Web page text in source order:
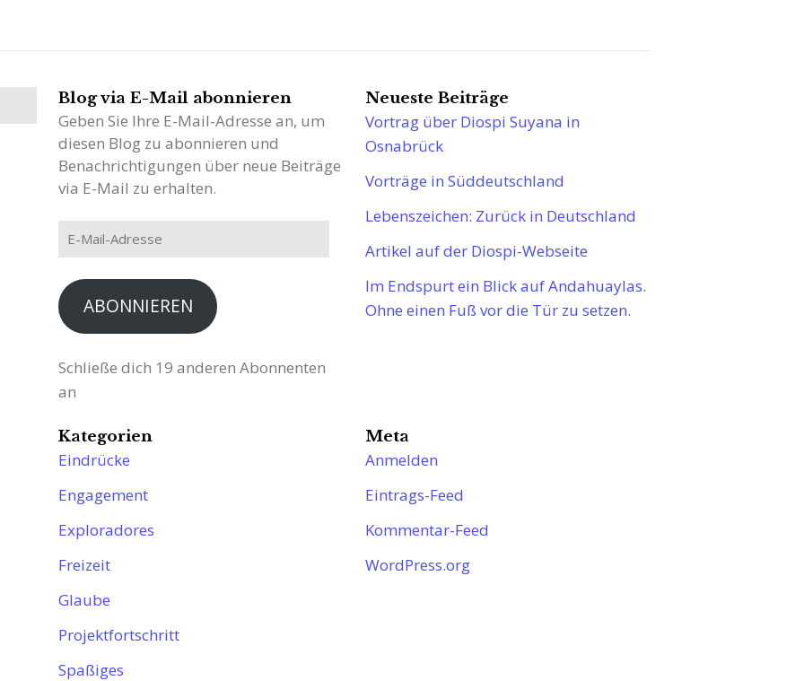
Blog via E-Mail abonnieren
Geben Sie Ihre E-Mail-Adresse an, um
diesen Blog zu abonnieren und
Benachrichtigungen über neue Beiträge
via E-Mail zu erhalten.
E-
Mail-
Adresse
ABONNIEREN
Schließe dich 19 anderen Abonnenten
an
Neueste Beiträge
Vortrag über Diospi Suyana in
Osnabrück
Vorträge in Süddeutschland
Lebenszeichen: Zurück in Deutschland
Artikel auf der Diospi-Webseite
Im Endspurt ein Blick auf Andahuaylas.
Ohne einen Fuß vor die Tür zu setzen.
Kategorien
Eindrücke
Engagement
Exploradores
Freizeit
Glaube
Projektfortschritt
Spaßiges
Meta
Anmelden
Eintrags-Feed
Kommentar-Feed
WordPress.org